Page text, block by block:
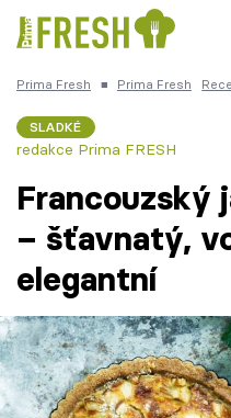
Česká kuchyně Čokoláda
Témata
Recepty
Články
Prima Fresh ■ Prima Fresh
SLADKÉ
redakce Prima FRESH
Francouzský
– šťavnatý,
elegantní